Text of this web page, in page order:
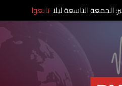
تابعوا